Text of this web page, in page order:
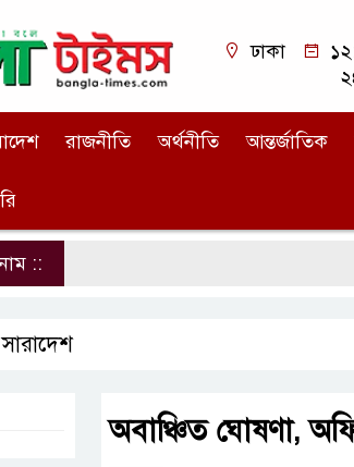
ঢাকা
রাজনীতি অর্থনীতি আন্তর্জাতিক
::
সারাদেশ
অবাঞ্চিত ঘোষণা,